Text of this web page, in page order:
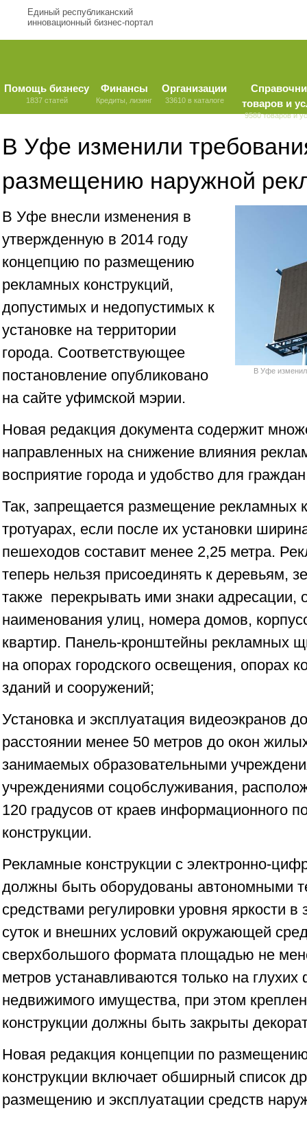
Единый республиканский
инновационный бизнес-портал
Помощь бизнесу
1837 статей
Финансы
Кредиты, лизинг
Организации
33610 в каталоге
товаров и
9580 товаров и
В Уфе изменили
размещению наружной
В Уфе
В Уфе внесли изменения в
утвержденную в 2014 году
концепцию по размещению
рекламных конструкций,
допустимых и недопустимых к
установке на территории
города. Соответствующее
постановление опубликовано
на сайте уфимской мэрии.
Новая редакция документа содержит
направленных на снижение влияния
восприятие города и удобство для
Так, запрещается размещение рекламных
тротуарах, если после их установки
пешеходов составит менее 2,25 метра.
теперь нельзя присоединять к деревьям,
также перекрывать ими знаки адресации,
наименования улиц, номера домов,
квартир. Панель-кронштейны рекламных
на опорах городского освещения, опорах
зданий и сооружений;
Установка и эксплуатация видеоэкранов
расстоянии менее 50 метров до окон
занимаемых образовательными
учреждениями соцобслуживания,
120 градусов от краев информационного
конструкции.
Рекламные конструкции с электронно-
должны быть оборудованы автономными
средствами регулировки уровня яркости
суток и внешних условий окружающей
сверхбольшого формата площадью не
метров устанавливаются только на
недвижимого имущества, при этом
конструкции должны быть закрыты
Новая редакция концепции по
конструкции включает обширный список
размещению и эксплуатации средств